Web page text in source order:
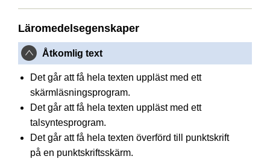
Läromedelsegenskaper
Åtkomlig text
Det går att få hela texten uppläst med ett
skärmläsningsprogram.
Det går att få hela texten uppläst med ett
talsyntesprogram.
Det går att få hela texten överförd till punktskrift
på en punktskriftsskärm.